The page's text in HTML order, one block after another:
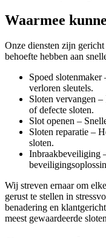
Waarmee
Onze diensten zijn
behoefte hebben aan
Spoed
verloren sleutels.
Sloten vervangen
of defecte sloten.
Slot openen –
Sloten reparatie –
sloten.
Inbraakbeveiliging
Wij streven ernaar om
gerust te stellen in
benadering en
meest gewaardeerde